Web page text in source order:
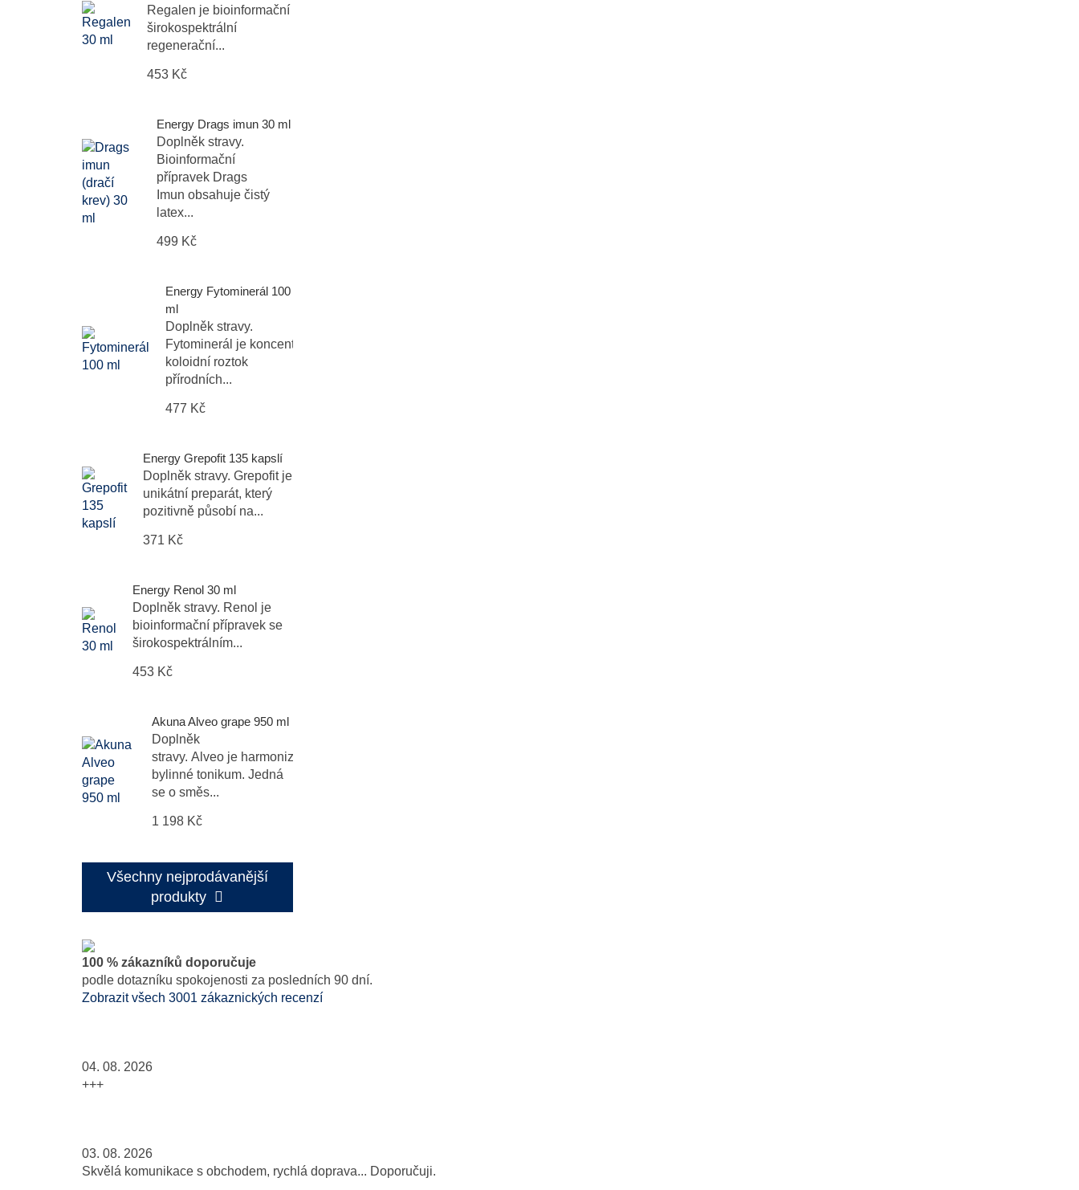
Regalen je bioinformační
širokospektrální
regenerační...
453 Kč
Energy Drags imun 30 ml
Doplněk stravy.
Bioinformační
přípravek Drags
Imun obsahuje čistý
latex...
499 Kč
Energy Fytominerál 100
ml
Doplněk stravy.
Fytominerál je koncentrovaný
koloidní roztok
přírodních...
477 Kč
Energy Grepofit 135 kapslí
Doplněk stravy. Grepofit je
unikátní preparát, který
pozitivně působí na...
371 Kč
Energy Renol 30 ml
Doplněk stravy. Renol je
bioinformační přípravek se
širokospektrálním...
453 Kč
Akuna Alveo grape 950 ml
Doplněk
stravy. Alveo je harmonizační
bylinné tonikum. Jedná
se o směs...
1 198 Kč
Všechny nejprodávanější
produkty
100 % zákazníků doporučuje
podle dotazníku spokojenosti za posledních 90 dní.
Zobrazit všech 3001 zákaznických recenzí
04. 08. 2026
+++
03. 08. 2026
Skvělá komunikace s obchodem, rychlá doprava... Doporučuji.